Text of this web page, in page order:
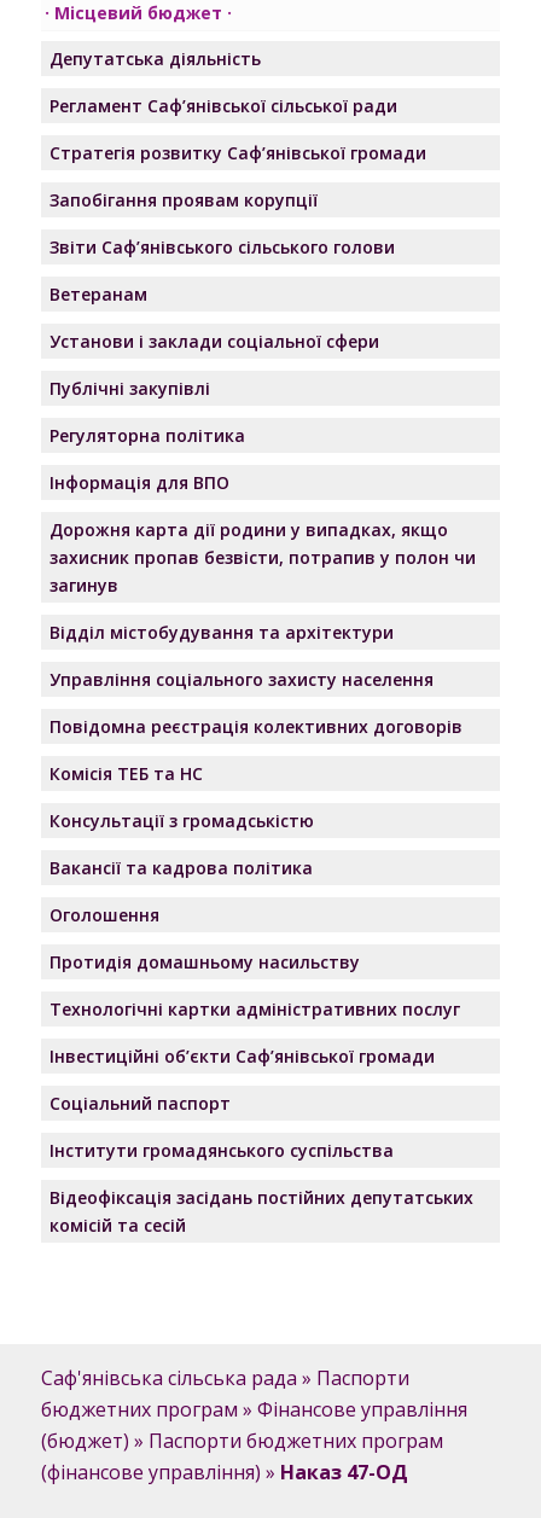
Місцевий бюджет
Депутатська діяльність
Регламент Саф’янівської сільської ради
Стратегія розвитку Саф’янівської громади
Запобігання проявам корупції
Звіти Саф’янівського сільського голови
Ветеранам
Установи і заклади соціальної сфери
Публічні закупівлі
Регуляторна політика
Інформація для ВПО
Дорожня карта дії родини у випадках, якщо
захисник пропав безвісти, потрапив у полон чи
загинув
Відділ містобудування та архітектури
Управління соціального захисту населення
Повідомна реєстрація колективних договорів
Комісія ТЕБ та НС
Консультації з громадськістю
Вакансії та кадрова політика
Оголошення
Протидія домашньому насильству
Технологічні картки адміністративних послуг
Інвестиційні об’єкти Саф’янівської громади
Соціальний паспорт
Інститути громадянського суспільства
Відеофіксація засідань постійних депутатських
комісій та сесій
Саф'янівська сільська рада » Паспорти
бюджетних програм » Фінансове управління
(бюджет) » Паспорти бюджетних програм
(фінансове управління) » Наказ 47-ОД